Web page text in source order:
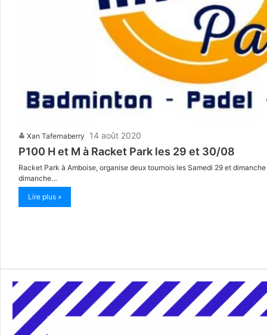
Xan Tafernaberry 14 août 2020
P100 H et M à Racket Park les 29 et 30/08
Racket Park à Amboise, organise deux tournois les Samedi 29 et
dimanche…
Lire plus »